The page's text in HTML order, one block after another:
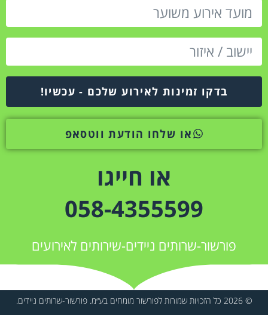
בדקו זמינות לאירוע שלכם - עכשיו!
או שלחו הודעת ווטסאפ
או חייגו
058-4355599
פורשור-שרותים ניידים-שירותים לאירועים
© 2026 כל הזכויות שמורות לפורשור מומחים בע״מ. פורשור-שרותים ניידים.